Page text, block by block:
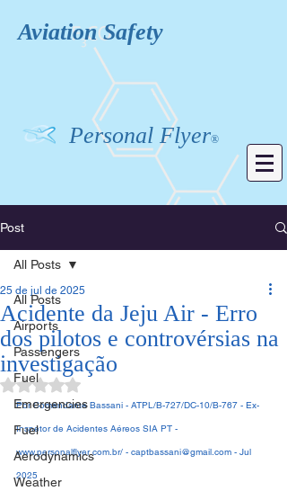
Personal Flyer®
AviationSafety
Post
All Posts
Airports
Passengers
Fuel
Emergencies
Fuel
Aerodynamics
Weather
All Posts
Acidente da Jeju Air - Erro
dos pilotos e controvérsias na
investigação
25 de jul de 2025
Avaliado com NaN de 5 estrelas.
Por Comandante Bassani - ATPL/B-727/DC-10/B-767 - Ex-
Inspetor de Acidentes Aéreos SIA PT -
www.personalflyer.com.br/ - captbassani@gmail.com - Jul
2025